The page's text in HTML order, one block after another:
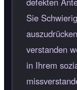
Sie
verstanden
in Ihrem